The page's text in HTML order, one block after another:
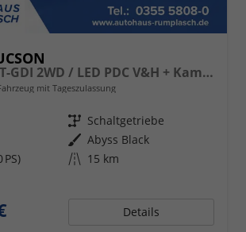
Comfort 1.6 T-GDI 2WD / LED PDC V&H + Kamera Sitz Lenkradheizung Alu 18"
mit Tageszulassung
Getriebe Schaltgetriebe
Außenfarbe Abyss Black
PS) Kilometerstand 15 km
Details